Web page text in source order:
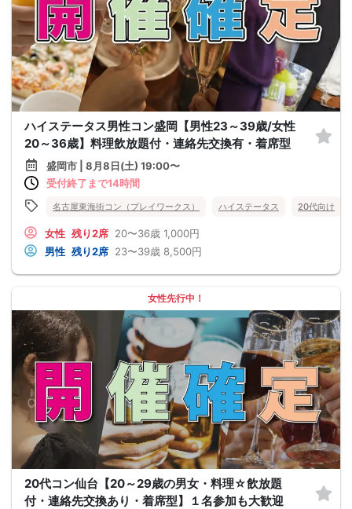
ハイステータス男性コン盛岡【男性23～39歳/女性
20～36歳】料理飲放題付・連絡先交換有・着席型
盛岡市 | 8月8日(土) 19:00〜
受付終了まで14時間
名古屋東海街コン（プレイワークス） ハイステータス 20代向け
女性 残り2席 20〜36歳 1,000円
男性 残り2席 23〜39歳 8,500円
女性先行中！
20代コン仙台【20～29歳の男女・料理☆飲放題
付・連絡先交換あり・着席型】１名参加も大歓迎